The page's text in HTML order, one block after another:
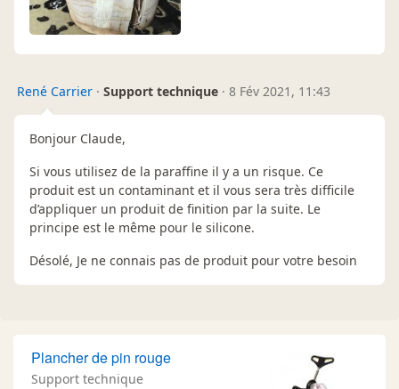
René Carrier · Support technique · 8 Fév 2021, 11:43
Bonjour Claude,
Si vous utilisez de la paraffine il y a un risque. Ce
produit est un contaminant et il vous sera très difficile
d’appliquer un produit de finition par la suite. Le
principe est le même pour le silicone.
Désolé, Je ne connais pas de produit pour votre besoin
Plancher de pin rouge
Support technique